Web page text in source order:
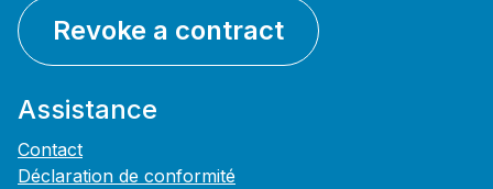
Revoke a contract
Assistance
Contact
Déclaration de conformité